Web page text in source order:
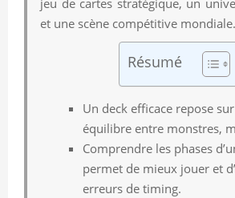
et une scène compétitive mondiale.
Résumé
Un deck efficace repose
équilibre entre monstres,
Comprendre les phases
permet de mieux jouer et
erreurs de timing.